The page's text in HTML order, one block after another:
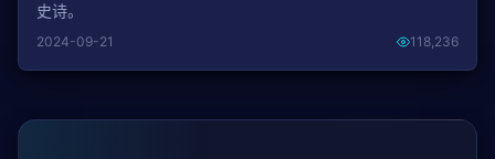
史诗。
2024-09-21 118,236